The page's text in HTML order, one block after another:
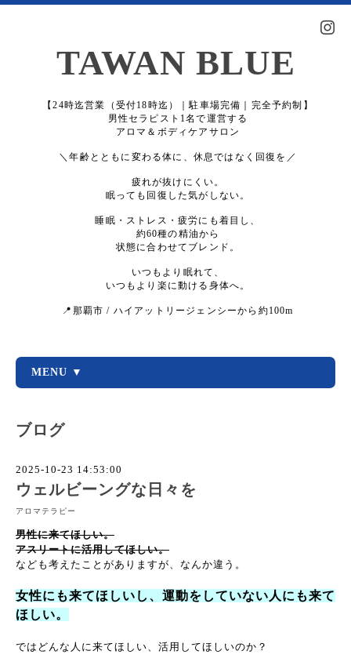
TAWAN BLUE
【24時迄営業（受付18時迄）｜駐車場完備｜完全予約制】
男性セラピスト1名で運営する
アロマ＆ボディケアサロン
＼年齢とともに変わる体に、休息ではなく回復を／
疲れが抜けにくい。
眠っても回復した気がしない。
睡眠・ストレス・疲労にも着目し、
約60種の精油から
状態に合わせてブレンド。
いつもより眠れて、
いつもより楽に動ける身体へ。
📍那覇市 / ハイアットリージェンシーから約100m
MENU ▼
ブログ
2025-10-23 14:53:00
ウェルビーングな日々を
アロマテラピー
男性に来てほしい。
アスリートに活用してほしい。
なども考えたことがありますが、なんか違う。
女性にも来てほしいし、運動をしていない人にも来て
ほしい。
ではどんな人に来てほしい、活用してほしいのか？